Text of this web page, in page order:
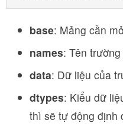
base: Mảng cần
names: Tên trường
data: Dữ liệu của
dtypes: Kiểu dữ
thì sẽ tự động định